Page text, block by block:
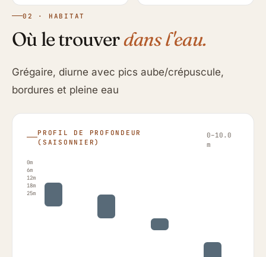
02 · HABITAT
Où le trouverdans l'eau.
Grégaire, diurne avec pics aube/crépuscule,
bordures et pleine eau
PROFIL DE PROFONDEUR
(SAISONNIER)
0–10.0
m
0m
6m
12m
18m
25m